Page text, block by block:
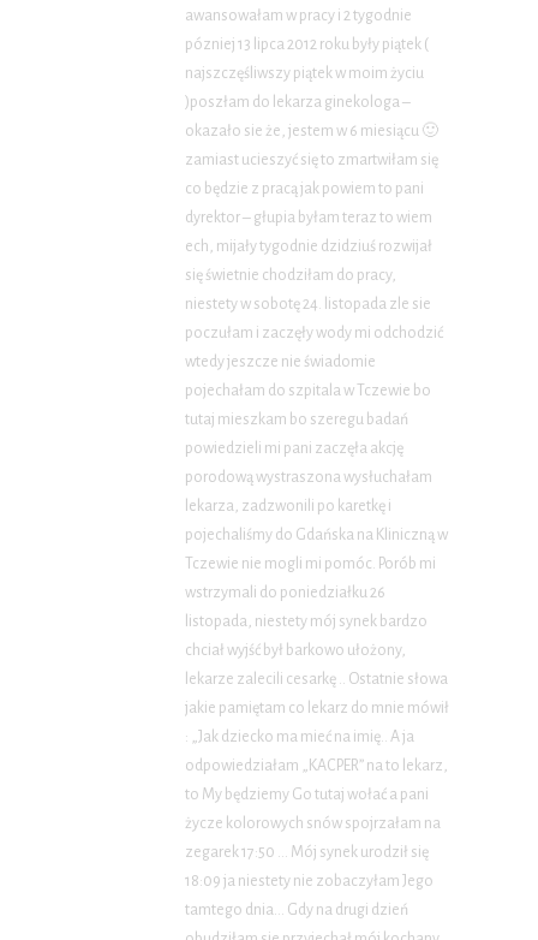
awansowałam w pracy i 2 tygodnie
pózniej 13 lipca 2012 roku były piątek (
najszczęśliwszy piątek w moim życiu
)poszłam do lekarza ginekologa –
okazało sie że, jestem w 6 miesiącu 🙂
zamiast ucieszyć się to zmartwiłam się
co będzie z pracą jak powiem to pani
dyrektor – głupia byłam teraz to wiem
ech, mijały tygodnie dzidziuś rozwijał
się świetnie chodziłam do pracy,
niestety w sobotę 24. listopada zle sie
poczułam i zaczęły wody mi odchodzić
wtedy jeszcze nie świadomie
pojechałam do szpitala w Tczewie bo
tutaj mieszkam bo szeregu badań
powiedzieli mi pani zaczęła akcję
porodową wystraszona wysłuchałam
lekarza, zadzwonili po karetkę i
pojechaliśmy do Gdańska na Kliniczną w
Tczewie nie mogli mi pomóc. Porób mi
wstrzymali do poniedziałku 26
listopada, niestety mój synek bardzo
chciał wyjść był barkowo ułożony,
lekarze zalecili cesarkę .. Ostatnie słowa
jakie pamiętam co lekarz do mnie mówił
: „Jak dziecko ma mieć na imię.. A ja
odpowiedziałam „KACPER” na to lekarz,
to My będziemy Go tutaj wołać a pani
życze kolorowych snów spojrzałam na
zegarek 17:50 … Mój synek urodził się
18:09 ja niestety nie zobaczyłam Jego
tamtego dnia… Gdy na drugi dzień